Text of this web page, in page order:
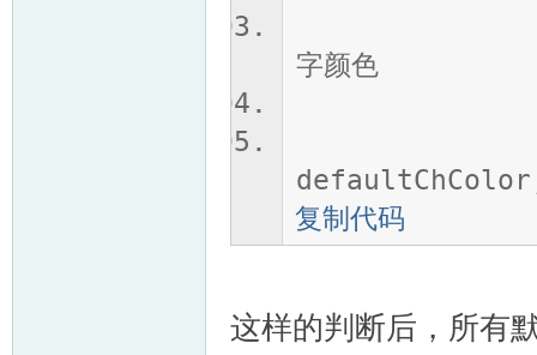
字颜色
复制代码
这样的判断后，所有